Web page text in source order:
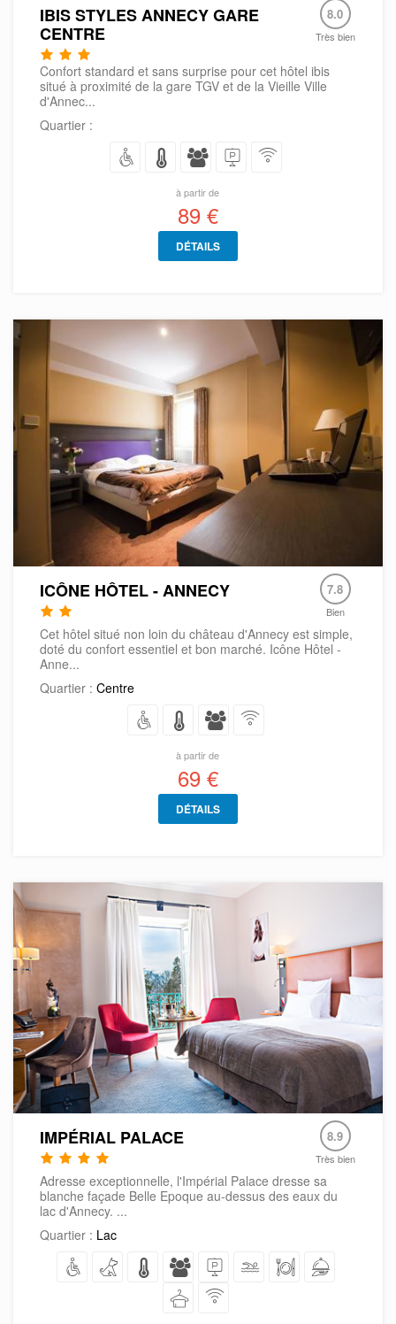
IBIS STYLES ANNECY GARE
CENTRE
8.0
Très bien
Confort standard et sans surprise pour cet hôtel ibis
situé à proximité de la gare TGV et de la Vieille Ville
d'Annec...
Quartier :
à partir de
89 €
DÉTAILS
ICÔNE HÔTEL - ANNECY 7.8
Bien
Cet hôtel situé non loin du château d'Annecy est simple,
doté du confort essentiel et bon marché. Icône Hôtel -
Anne...
Quartier : Centre
à partir de
69 €
DÉTAILS
IMPÉRIAL PALACE 8.9
Très bien
Adresse exceptionnelle, l'Impérial Palace dresse sa
blanche façade Belle Epoque au-dessus des eaux du
lac d'Annecy. ...
Quartier : Lac